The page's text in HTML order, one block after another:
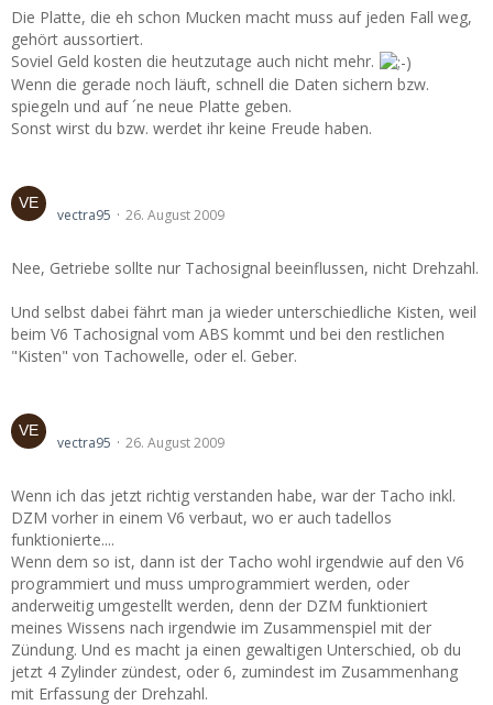
Die Platte, die eh schon Mucken macht muss auf jeden Fall weg,
gehört aussortiert.
Soviel Geld kosten die heutzutage auch nicht mehr.
Wenn die gerade noch läuft, schnell die Daten sichern bzw.
spiegeln und auf ´ne neue Platte geben.
Sonst wirst du bzw. werdet ihr keine Freude haben.
vectra95 26. August 2009
Nee, Getriebe sollte nur Tachosignal beeinflussen, nicht Drehzahl.
Und selbst dabei fährt man ja wieder unterschiedliche Kisten, weil
beim V6 Tachosignal vom ABS kommt und bei den restlichen
"Kisten" von Tachowelle, oder el. Geber.
vectra95 26. August 2009
Wenn ich das jetzt richtig verstanden habe, war der Tacho inkl.
DZM vorher in einem V6 verbaut, wo er auch tadellos
funktionierte....
Wenn dem so ist, dann ist der Tacho wohl irgendwie auf den V6
programmiert und muss umprogrammiert werden, oder
anderweitig umgestellt werden, denn der DZM funktioniert
meines Wissens nach irgendwie im Zusammenspiel mit der
Zündung. Und es macht ja einen gewaltigen Unterschied, ob du
jetzt 4 Zylinder zündest, oder 6, zumindest im Zusammenhang
mit Erfassung der Drehzahl.